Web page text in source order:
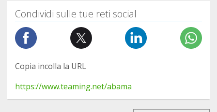
Condividi sulle tue reti social
Copia incolla la URL
https://www.teaming.net/abama